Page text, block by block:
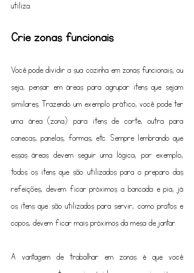
utiliza.
Crie zonas funcionais
Você pode dividir a sua cozinha em zonas funcionais, ou
seja, pensar em áreas para agrupar itens que sejam
similares. Trazendo um exemplo prático, você pode ter
uma área (zona) para itens de corte, outra para
canecas, panelas, formas, etc. Sempre lembrando que
essas áreas devem seguir uma lógica, por exemplo,
todos os itens que são utilizados para o preparo das
refeições, devem ficar próximos a bancada e pia, já
os itens que são utilizados para servir, como pratos e
copos, devem ficar mais próximos da mesa de jantar.
A vantagem de trabalhar em zonas é que você